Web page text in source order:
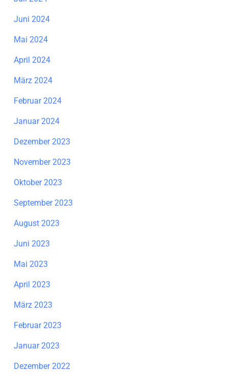
Juni 2024
Mai 2024
April 2024
März 2024
Februar 2024
Januar 2024
Dezember 2023
November 2023
Oktober 2023
September 2023
August 2023
Juni 2023
Mai 2023
April 2023
März 2023
Februar 2023
Januar 2023
Dezember 2022